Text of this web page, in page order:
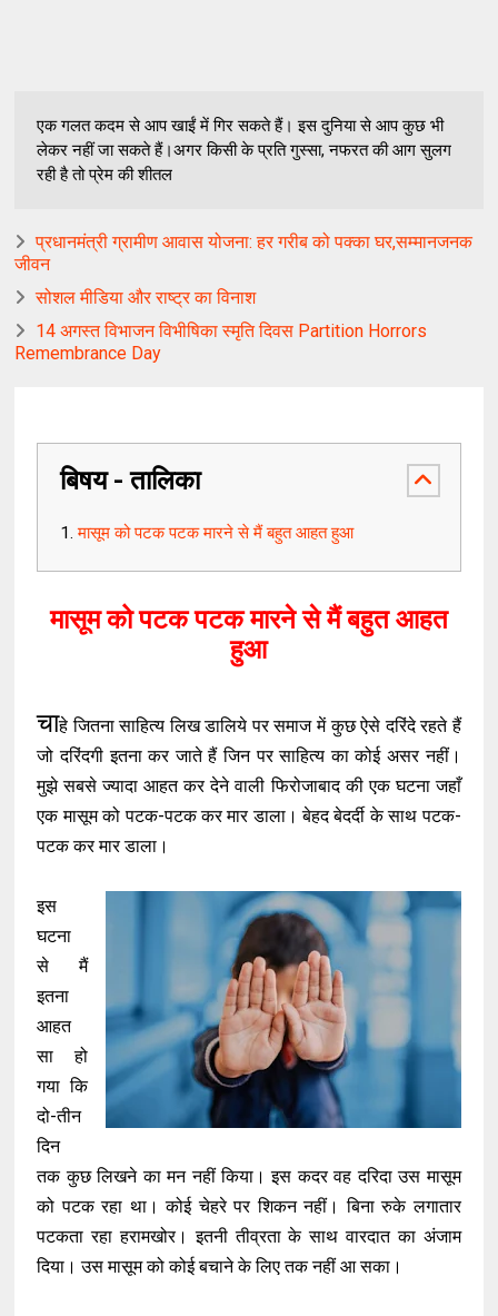
एक गलत कदम से आप खाईं में गिर सकते हैं। इस दुनिया से आप कुछ भी
लेकर नहीं जा सकते हैं।अगर किसी के प्रति गुस्सा, नफरत की आग सुलग
रही है तो प्रेम की शीतल
प्रधानमंत्री ग्रामीण आवास योजना: हर गरीब को पक्का घर,सम्मानजनक
जीवन
सोशल मीडिया और राष्ट्र का विनाश
14 अगस्त विभाजन विभीषिका स्मृति दिवस Partition Horrors
Remembrance Day
बिषय - तालिका
मासूम को पटक पटक मारने से मैं बहुत आहत हुआ
मासूम को पटक पटक मारने से मैं बहुत आहत
हुआ
चाहे जितना साहित्य लिख डालिये पर समाज में कुछ ऐसे दरिंदे रहते हैं
जो दरिंदगी इतना कर जाते हैं जिन पर साहित्य का कोई असर नहीं।
मुझे सबसे ज्यादा आहत कर देने वाली फिरोजाबाद की एक घटना जहाँ
एक मासूम को पटक-पटक कर मार डाला। बेहद बेदर्दी के साथ पटक-
पटक कर मार डाला।
इस
घटना
से मैं
इतना
आहत
सा हो
गया कि
दो-तीन
दिन
तक कुछ लिखने का मन नहीं किया। इस कदर वह दरिदा उस मासूम
को पटक रहा था। कोई चेहरे पर शिकन नहीं। बिना रुके लगातार
पटकता रहा हरामखोर। इतनी तीव्रता के साथ वारदात का अंजाम
दिया। उस मासूम को कोई बचाने के लिए तक नहीं आ सका।